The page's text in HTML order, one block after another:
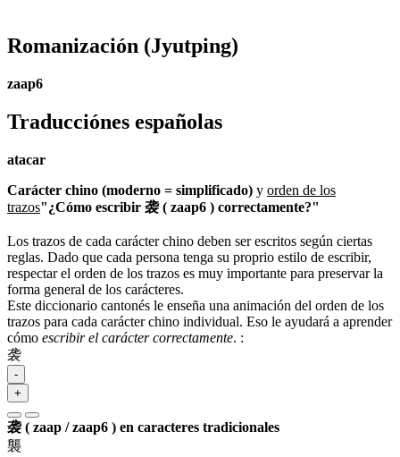
Romanización (Jyutping)
zaap6
Traducciónes españolas
atacar
Carácter chino (moderno = simplificado) y orden de los
trazos"¿Cómo escribir 袭 ( zaap6 ) correctamente?"
Los trazos de cada carácter chino deben ser escritos según ciertas
reglas. Dado que cada persona tenga su proprio estilo de escribir,
respectar el orden de los trazos es muy importante para preservar la
forma general de los carácteres.
Este diccionario cantonés le enseña una animación del orden de los
trazos para cada carácter chino individual. Eso le ayudará a aprender
cómo escribir el carácter correctamente. :
袭
-
+
袭 ( zaap / zaap6 ) en caracteres tradicionales
襲